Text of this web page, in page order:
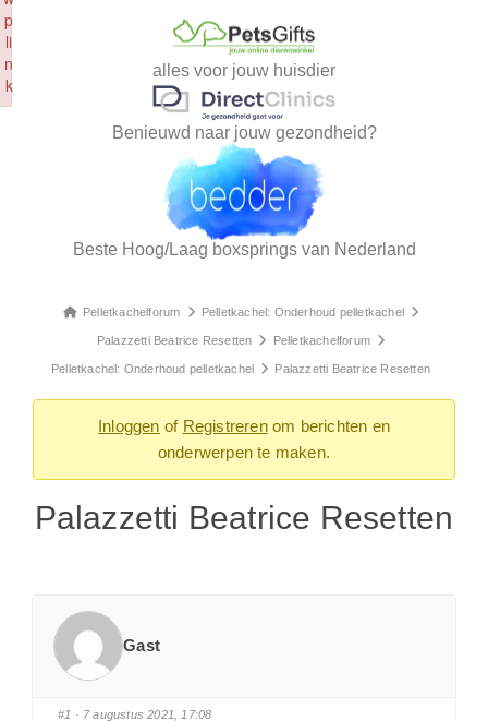
alles voor jouw huisdier
Benieuwd naar jouw gezondheid?
Beste Hoog/Laag boxsprings van Nederland
Pelletkachelforum Pelletkachel: Onderhoud pelletkachel
Palazzetti Beatrice Resetten Pelletkachelforum
Pelletkachel: Onderhoud pelletkachel Palazzetti Beatrice Resetten
Inloggen of Registrerenom berichten en
onderwerpen te maken.
Palazzetti Beatrice Resetten
Gast
#1 · 7 augustus 2021, 17:08
p
li
n
k
to initialize plugin: wplink